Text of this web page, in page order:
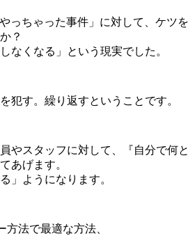
っちゃった事件」に対して、ケツを
？
なくなる」という現実でした。
犯す。繰り返すということです。
やスタッフに対して、『自分で何と
あげます。
」ようになります。
法で最適な方法、